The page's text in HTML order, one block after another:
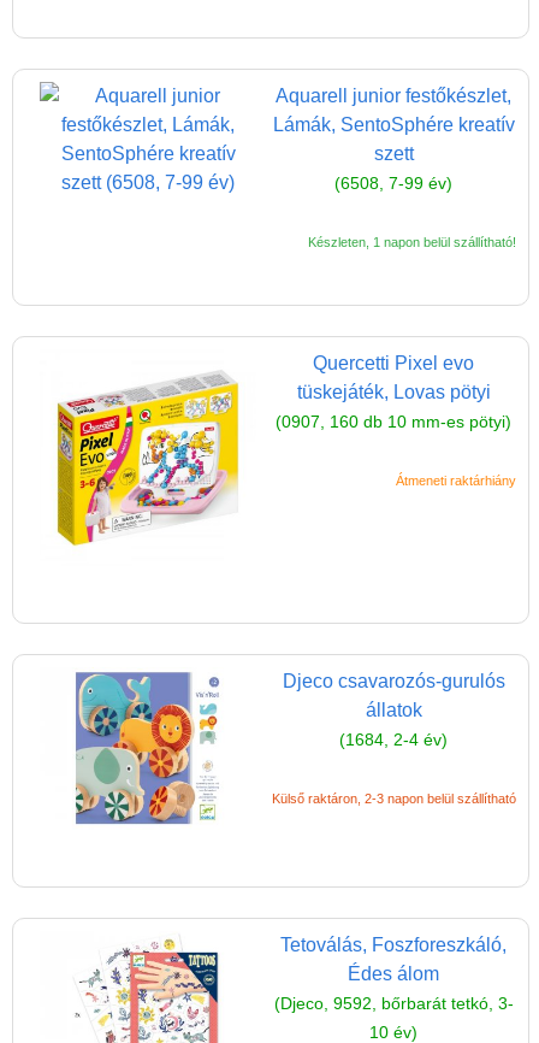
Aquarell junior festőkészlet,
Lámák, SentoSphére kreatív
szett
(6508, 7-99 év)
Készleten, 1 napon belül szállítható!
Quercetti Pixel evo
tüskejáték, Lovas pötyi
(0907, 160 db 10 mm-es pötyi)
Átmeneti raktárhiány
Djeco csavarozós-gurulós
állatok
(1684, 2-4 év)
Külső raktáron, 2-3 napon belül szállítható
Tetoválás, Foszforeszkáló,
Édes álom
(Djeco, 9592, bőrbarát tetkó, 3-
10 év)
ÁSZF
Szállítási költség 1490 Ft-tól,
de akár INGYEN!
1-3 munkanapos kiszállítás
5%-os törzsvásárlói
Garancia
vásárlás előnyei
Reklamáció és Elállás